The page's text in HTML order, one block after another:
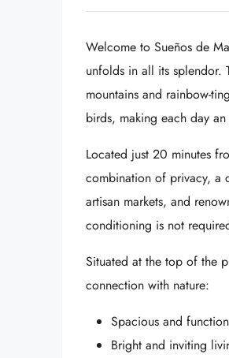
Welcome to Sueños de
unfolds in all its splendor.
mountains and rainbow-
birds, making each day
Located just 20 minutes
combination of privacy, a
artisan markets, and
conditioning is not
Situated at the top of the
connection with nature:
Spacious and
Bright and inviting